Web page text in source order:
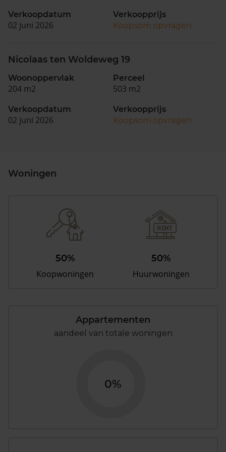
Verkoopdatum
02 juni 2026
Verkoopprijs
Koopsom opvragen
Nicolaas ten Woldeweg 19
Woonoppervlak
204 m2
Perceel
503 m2
Verkoopdatum
02 juni 2026
Verkoopprijs
Koopsom opvragen
Woningen
50%
Koopwoningen
50%
Huurwoningen
Appartementen
aandeel van totale woningen
0%